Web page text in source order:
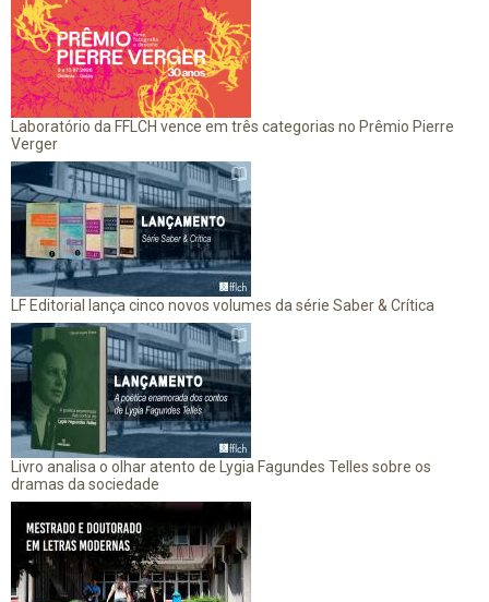
Laboratório da FFLCH vence em três categorias no Prêmio Pierre
Verger
LF Editorial lança cinco novos volumes da série Saber & Crítica
Livro analisa o olhar atento de Lygia Fagundes Telles sobre os
dramas da sociedade